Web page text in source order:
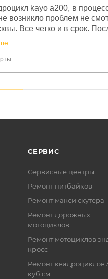
kayo a200, в
возникло проблем не
Все четко и в срок.
был 0, при этом
на связи и в итоге
говорит о небезразличии
СЕРВИС
Сервисные центры
Ремонт питбайков
Ремонт макси скутера
Ремонт дорожных
мотоциклов
Ремонт мотоциклов
кросс
Ремонт квадроциклов
куб.см